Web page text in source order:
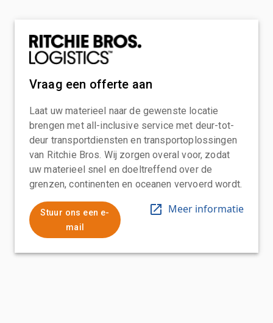
Vraag een offerte aan
Laat uw materieel naar de gewenste locatie
brengen met all-inclusive service met deur-tot-
deur transportdiensten en transportoplossingen
van Ritchie Bros. Wij zorgen overal voor, zodat
uw materieel snel en doeltreffend over de
grenzen, continenten en oceanen vervoerd wordt.
Stuur ons een e-
mail
Meer informatie